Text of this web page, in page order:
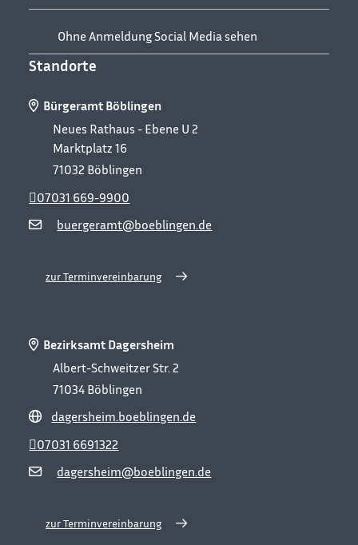
Ohne Anmeldung Social Media sehen
Standorte
Bürgeramt Böblingen
Neues Rathaus - Ebene U 2
Marktplatz 16
71032 Böblingen
buergeramt@boeblingen.de
07031 669-9900
zur Terminvereinbarung
Bezirksamt Dagersheim
Albert-Schweitzer Str. 2
71034 Böblingen
dagersheim.boeblingen.de
dagersheim@boeblingen.de
07031 6691322
zur Terminvereinbarung